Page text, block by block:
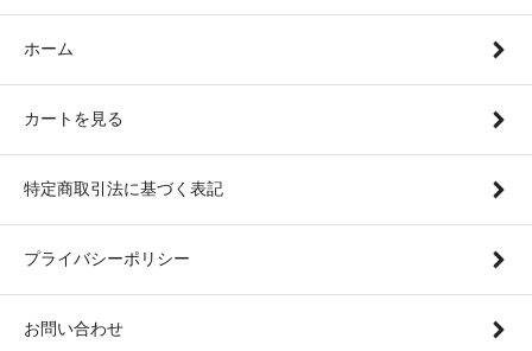
ホーム
カートを見る
特定商取引法に基づく表記
プライバシーポリシー
お問い合わせ